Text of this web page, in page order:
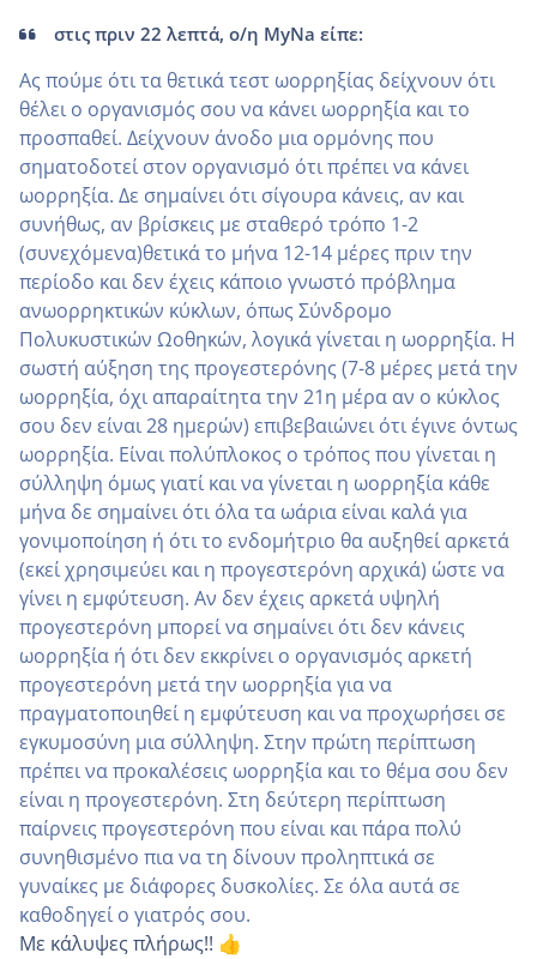
στις πριν 22 λεπτά, ο/η MyNa είπε:
Ας πούμε ότι τα θετικά τεστ ωορρηξίας δείχνουν ότι
θέλει ο οργανισμός σου να κάνει ωορρηξία και το
προσπαθεί. Δείχνουν άνοδο μια ορμόνης που
σηματοδοτεί στον οργανισμό ότι πρέπει να κάνει
ωορρηξία. Δε σημαίνει ότι σίγουρα κάνεις, αν και
συνήθως, αν βρίσκεις με σταθερό τρόπο 1-2
(συνεχόμενα)θετικά το μήνα 12-14 μέρες πριν την
περίοδο και δεν έχεις κάποιο γνωστό πρόβλημα
ανωορρηκτικών κύκλων, όπως Σύνδρομο
Πολυκυστικών Ωοθηκών, λογικά γίνεται η ωορρηξία. Η
σωστή αύξηση της προγεστερόνης (7-8 μέρες μετά την
ωορρηξία, όχι απαραίτητα την 21η μέρα αν ο κύκλος
σου δεν είναι 28 ημερών) επιβεβαιώνει ότι έγινε όντως
ωορρηξία. Είναι πολύπλοκος ο τρόπος που γίνεται η
σύλληψη όμως γιατί και να γίνεται η ωορρηξία κάθε
μήνα δε σημαίνει ότι όλα τα ωάρια είναι καλά για
γονιμοποίηση ή ότι το ενδομήτριο θα αυξηθεί αρκετά
(εκεί χρησιμεύει και η προγεστερόνη αρχικά) ώστε να
γίνει η εμφύτευση. Αν δεν έχεις αρκετά υψηλή
προγεστερόνη μπορεί να σημαίνει ότι δεν κάνεις
ωορρηξία ή ότι δεν εκκρίνει ο οργανισμός αρκετή
προγεστερόνη μετά την ωορρηξία για να
πραγματοποιηθεί η εμφύτευση και να προχωρήσει σε
εγκυμοσύνη μια σύλληψη. Στην πρώτη περίπτωση
πρέπει να προκαλέσεις ωορρηξία και το θέμα σου δεν
είναι η προγεστερόνη. Στη δεύτερη περίπτωση
παίρνεις προγεστερόνη που είναι και πάρα πολύ
συνηθισμένο πια να τη δίνουν προληπτικά σε
γυναίκες με διάφορες δυσκολίες. Σε όλα αυτά σε
καθοδηγεί ο γιατρός σου.
Με κάλυψες πλήρως!! 👍